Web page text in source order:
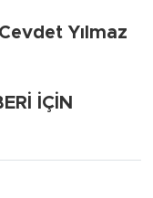
Yılmaz
İÇİN